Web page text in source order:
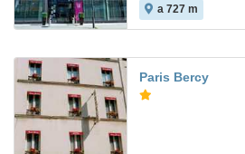
a 727 m
Paris Bercy